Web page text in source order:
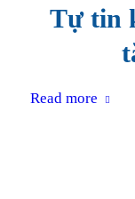
Tự tin
Read more